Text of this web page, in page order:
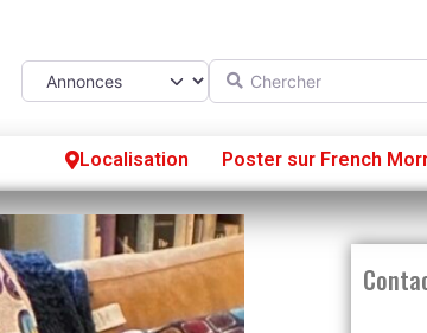
Select search type Chercher
Localisation Poster sur French